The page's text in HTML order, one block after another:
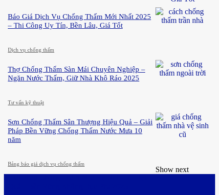
Báo Giá Dịch Vụ Chống Thấm Mới Nhất 2025
– Thi Công Uy Tín, Bền Lâu, Giá Tốt
Dịch vụ chống thấm
Thợ Chống Thấm Sàn Mái Chuyên Nghiệp –
Ngăn Nước Thấm, Giữ Nhà Khô Ráo 2025
Tư vấn kỹ thuật
Sơn Chống Thấm Sân Thượng Hiệu Quả – Giải
Pháp Bền Vững Chống Thấm Nước Mưa 10
năm
Bảng báo giá dịch vụ chống thấm
Show next